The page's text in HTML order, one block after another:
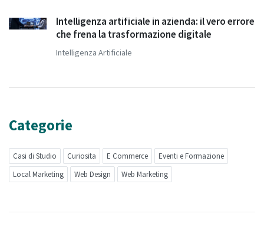
Intelligenza artificiale in azienda: il vero errore
che frena la trasformazione digitale
Intelligenza Artificiale
Categorie
Casi di Studio Curiosita E Commerce
Eventi e Formazione
Local Marketing
Web Design Web Marketing